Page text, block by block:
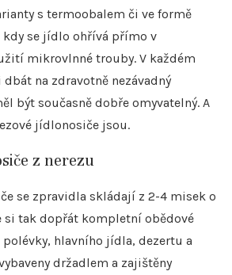
s termoobalem či ve formě
se jídlo ohřívá přímo v
mikrovlnné trouby. V každém
na zdravotně nezávadný
být současně dobře omyvatelný. A
jídlonosiče jsou.
z nerezu
se zpravidla skládají z 2-4 misek o
si tak dopřát kompletní obědové
hlavního jídla, dezertu a
držadlem a zajištěny